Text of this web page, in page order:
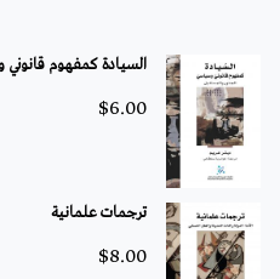
السيادة كمفهوم
$6.00
ترجمات علمانية
$8.00